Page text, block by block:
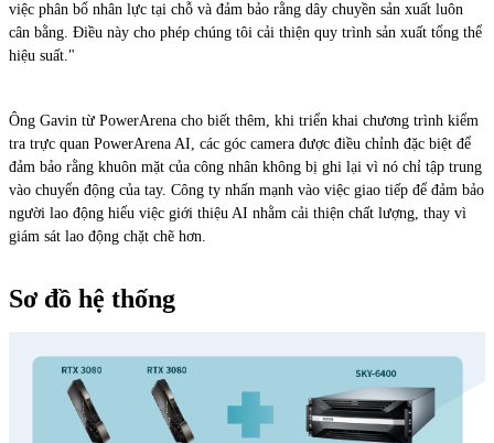
việc phân bổ nhân lực tại chỗ và đảm bảo rằng dây chuyền sản xuất luôn
cân bằng. Điều này cho phép chúng tôi cải thiện quy trình sản xuất tổng thể
hiệu suất."
Ông Gavin từ PowerArena cho biết thêm, khi triển khai chương trình kiểm
tra trực quan PowerArena AI, các góc camera được điều chỉnh đặc biệt để
đảm bảo rằng khuôn mặt của công nhân không bị ghi lại vì nó chỉ tập trung
vào chuyển động của tay. Công ty nhấn mạnh vào việc giao tiếp để đảm bảo
người lao động hiểu việc giới thiệu AI nhằm cải thiện chất lượng, thay vì
giám sát lao động chặt chẽ hơn.
Sơ đồ hệ thống